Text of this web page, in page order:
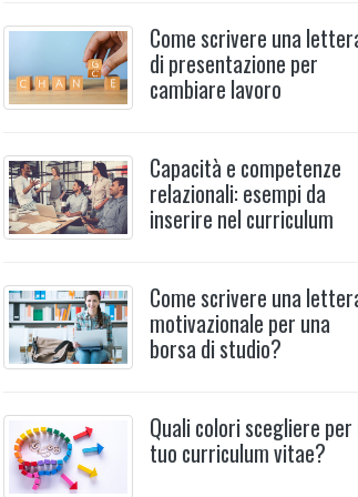
Come scrivere una
di presentazione per
cambiare lavoro
Capacità e competenze
relazionali: esempi da
inserire nel curriculum
Come scrivere una
motivazionale per una
borsa di studio?
Quali colori scegliere per
tuo curriculum vitae?